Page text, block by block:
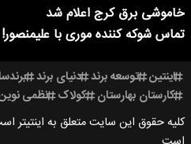
خاموشی برق کرج اعلام شد
تماس شوکه کننده موری با علیمنصور!
اینتین توسعه برند دنیای برند
کارستان بهارستان کولاک نظمی
کلیه حقوق این سایت متعلق به اینتیتر